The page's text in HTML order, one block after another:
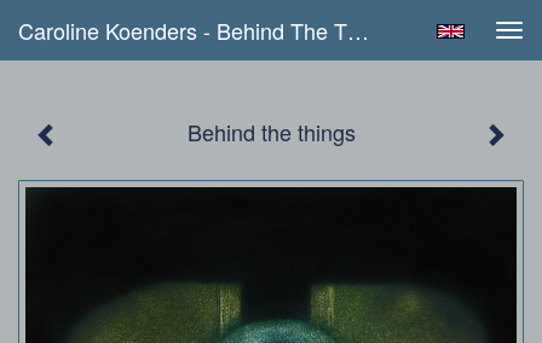
Caroline Koenders - Behind The Things
Behind the things